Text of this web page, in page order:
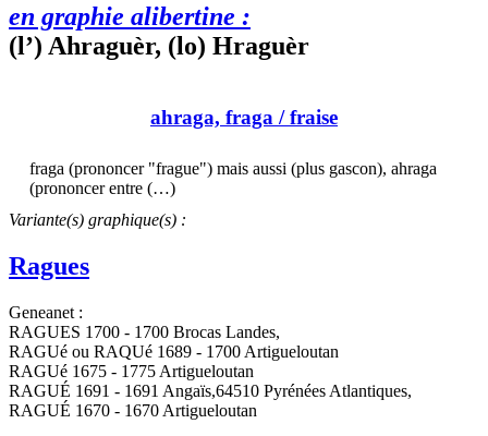
en graphie alibertine :
(l’) Ahraguèr, (lo) Hraguèr
ahraga, fraga / fraise
fraga (prononcer "frague") mais aussi (plus gascon), ahraga
(prononcer entre (…)
Variante(s) graphique(s) :
Ragues
Geneanet :
RAGUES 1700 - 1700 Brocas Landes,
RAGUé ou RAQUé 1689 - 1700 Artigueloutan
RAGUé 1675 - 1775 Artigueloutan
RAGUÉ 1691 - 1691 Angaïs,64510 Pyrénées Atlantiques,
RAGUÉ 1670 - 1670 Artigueloutan